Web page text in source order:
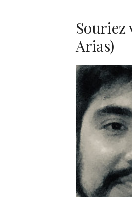
Souriez
Arias)